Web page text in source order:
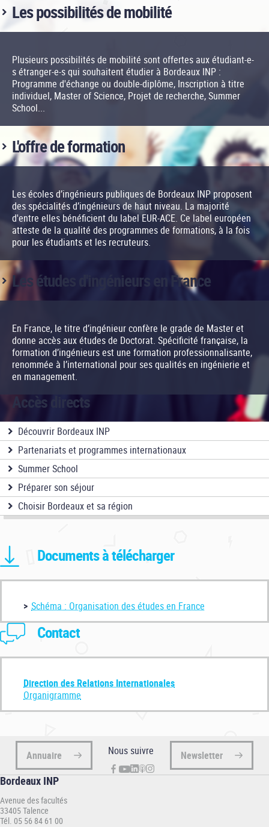
Les possibilités de mobilité
Plusieurs possibilités de mobilité sont offertes aux étudiant-e-
s étranger-e-s qui souhaitent étudier à Bordeaux INP :
Programme d'échange ou double-diplôme, Inscription à titre
individuel, Master of Science, Projet de recherche, Summer
School...
L'offre de formation
Les écoles d’ingénieurs publiques de Bordeaux INP proposent
des spécialités d’ingénieurs de haut niveau. La majorité
d'entre elles bénéficient du label EUR-ACE. Ce label européen
atteste de la qualité des programmes de formations, à la fois
pour les étudiants et les recruteurs.
Les études d'ingénieurs en France
En France, le titre d’ingénieur confère le grade de Master et
donne accès aux études de Doctorat. Spécificité française, la
formation d’ingénieurs est une formation professionnalisante,
renommée à l’international pour ses qualités en ingénierie et
en management.
Accès directs
Découvrir Bordeaux INP
Partenariats et programmes internationaux
Summer School
Préparer son séjour
Choisir Bordeaux et sa région
Documents à télécharger
Schéma : Organisation des études en France
Contact
Direction des Relations Internationales
Organigramme
Annuaire Nous suivre Newsletter
Bordeaux INP
Avenue des facultés
33405 Talence
Tél. 05 56 84 61 00